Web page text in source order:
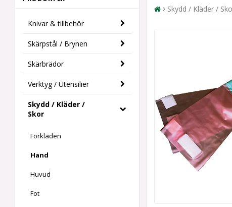
Knivar & tillbehör
Skärpstål / Brynen
Skärbrädor
Verktyg / Utensilier
Skydd / Kläder /
Skor
Förkläden
Hand
Huvud
Fot
Skydd / Kläder /